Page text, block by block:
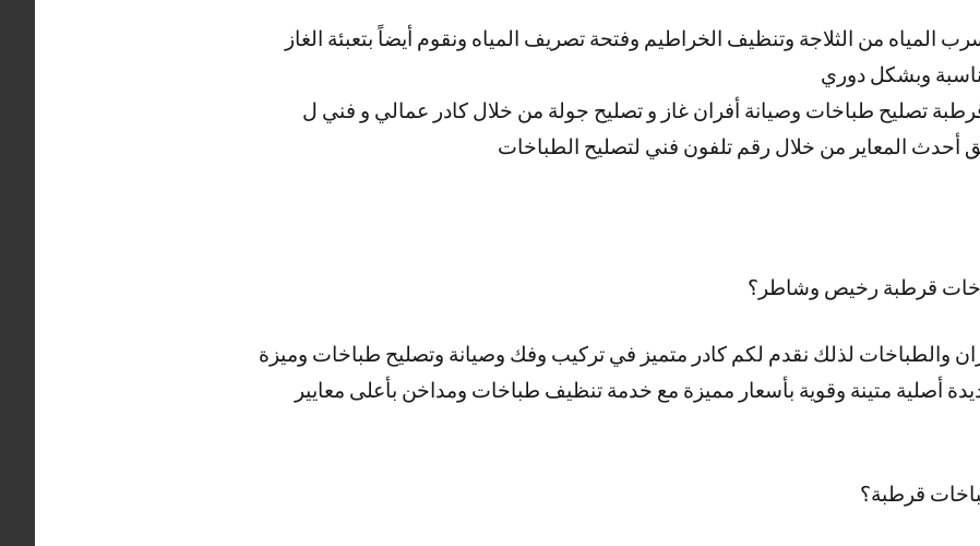
المياه من الثلاجة وتنظيف الخراطيم وفتحة تصريف المياه ونقوم أيضاً بتعبئة الغاز
وبشكل دوري
تصليح طباخات وصيانة أفران غاز و تصليح جولة من خلال كادر عمالي و فني ل
المعاير من خلال رقم تلفون فني لتصليح الطباخات
قرطبة رخيص وشاطر؟
والطباخات لذلك نقدم لكم كادر متميز في تركيب وفك وصيانة وتصليح طباخات وميزة
أصلية متينة وقوية بأسعار مميزة مع خدمة تنظيف طباخات ومداخن بأعلى معايير
قرطبة؟